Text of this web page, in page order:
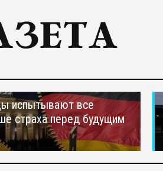
испытывают все
страха перед будущим